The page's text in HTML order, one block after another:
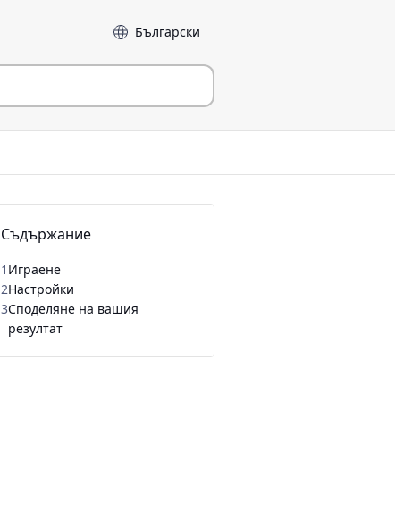
Език
Съдържание
1 Играене
2Настройки
3Споделяне на вашия
резултат